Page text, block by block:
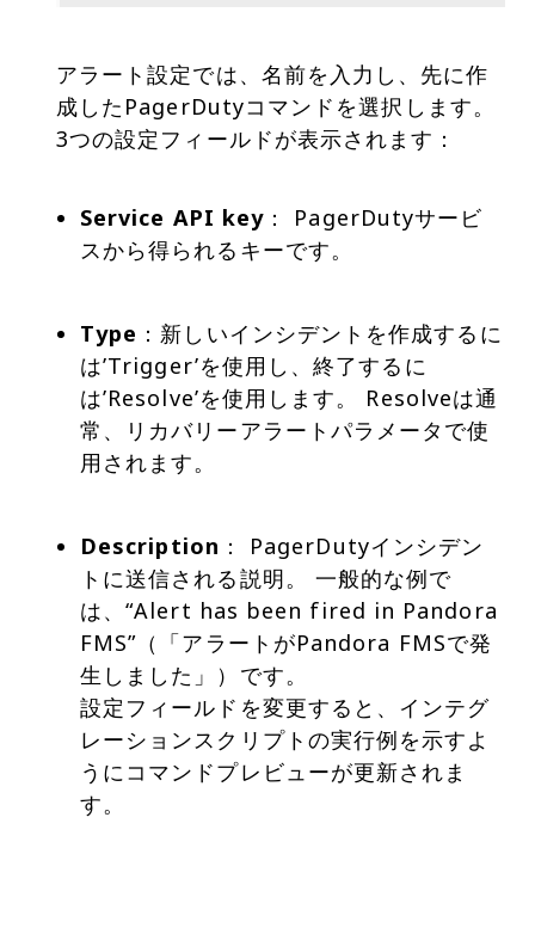
アラート設定では、名前を入力し、先に作
成したPagerDutyコマンドを選択します。
3つの設定フィールドが表示されます：
Service API key ： PagerDutyサービ
スから得られるキーです。
Type ：新しいインシデントを作成するに
は’Trigger’を使用し、終了するに
は’Resolve’を使用します。 Resolveは通
常、リカバリーアラートパラメータで使
用されます。
Description ： PagerDutyインシデン
トに送信される説明。 一般的な例で
は、“Alert has been fired in Pandora
FMS”（「アラートがPandora FMSで発
生しました」）です。
設定フィールドを変更すると、インテグ
レーションスクリプトの実行例を示すよ
うにコマンドプレビューが更新されま
す。